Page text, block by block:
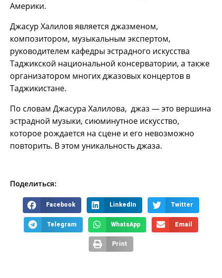
Америки.
Джасур Халилов является джазменом,
композитором, музыкальным экспертом,
руководителем кафедры эстрадного искусства
Таджикской национальной консерватории, а также
организатором многих джазовых концертов в
Таджикистане.
По словам Джасура Халилова, джаз — это вершина
эстрадной музыки, сиюминутное искусство,
которое рождается на сцене и его невозможно
повторить. В этом уникальность джаза.
Поделиться:
Facebook LinkedIn Twitter
Telegram WhatsApp Email
Print